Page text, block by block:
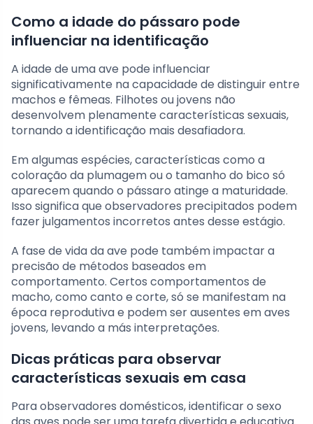
Como a idade do pássaro pode
influenciar na identificação
A idade de uma ave pode influenciar
significativamente na capacidade de distinguir entre
machos e fêmeas. Filhotes ou jovens não
desenvolvem plenamente características sexuais,
tornando a identificação mais desafiadora.
Em algumas espécies, características como a
coloração da plumagem ou o tamanho do bico só
aparecem quando o pássaro atinge a maturidade.
Isso significa que observadores precipitados podem
fazer julgamentos incorretos antes desse estágio.
A fase de vida da ave pode também impactar a
precisão de métodos baseados em
comportamento. Certos comportamentos de
macho, como canto e corte, só se manifestam na
época reprodutiva e podem ser ausentes em aves
jovens, levando a más interpretações.
Dicas práticas para observar
características sexuais em casa
Para observadores domésticos, identificar o sexo